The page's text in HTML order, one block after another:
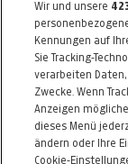
Telefon: 0512 /
Alle Artikel
Wir und unsere
Kennungen auf
Sie Tracking-
verarbeiten
Zwecke. Wenn
Anzeigen
dieses Menü
ändern oder Ihre
Cookie-